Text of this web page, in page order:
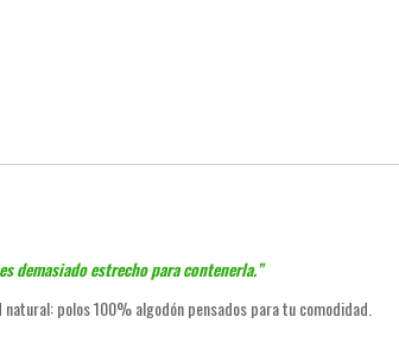
demasiado estrecho para contenerla.”
polos 100% algodón pensados para tu comodidad.